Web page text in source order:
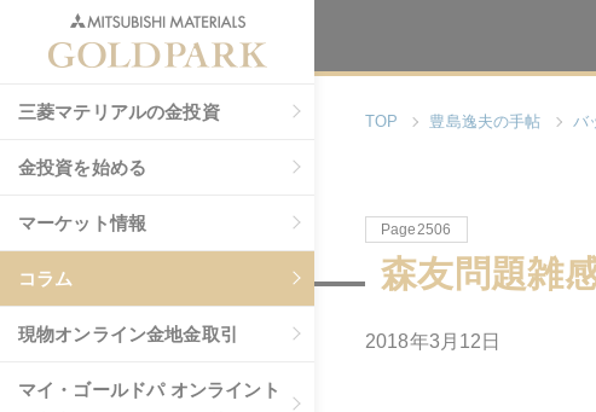
三菱マテリアルの金投資
金投資を始める
マーケット情報
コラム
現物オンライン金地金取引
マイ・ゴールドパ オンライント
TOP 豊島逸夫の手帖 バ
Page2506
森友問題雑
2018年3月12日